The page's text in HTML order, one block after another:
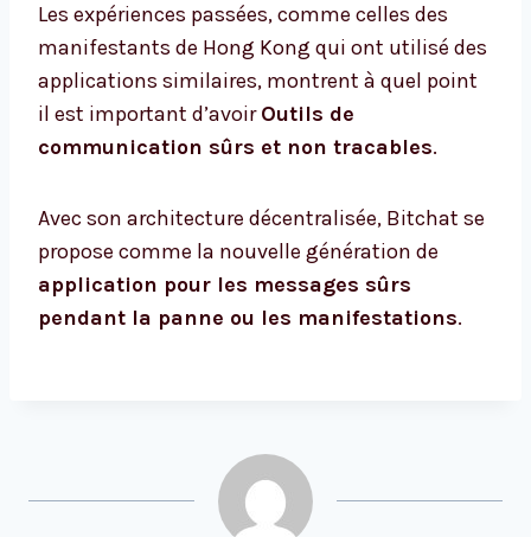
Les expériences passées, comme celles des
manifestants de Hong Kong qui ont utilisé des
applications similaires, montrent à quel point
il est important d’avoirOutils de
communication sûrs et non tracables.
Avec son architecture décentralisée, Bitchat se
propose comme la nouvelle génération de
application pour les messages sûrs
pendant la panne ou les manifestations.